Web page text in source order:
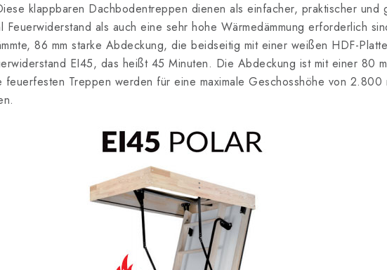
klappbaren Dachbodentreppen dienen als einfacher, praktischer und
als auch eine sehr hohe Wärmedämmung erforderlich
86 mm starke Abdeckung, die beidseitig mit einer weißen HDF-
EI45, das heißt 45 Minuten. Die Abdeckung ist mit einer 80
feuerfesten Treppen werden für eine maximale Geschosshöhe von